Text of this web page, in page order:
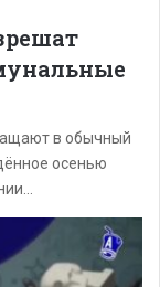
в обычный
осенью